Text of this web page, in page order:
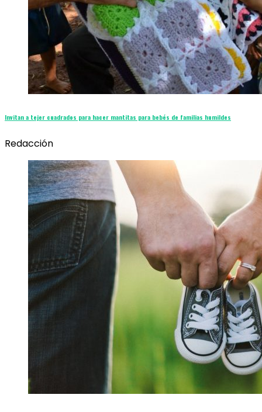
Invitan a tejer cuadrados para hacer mantitas para bebés de familias humildes
Redacción